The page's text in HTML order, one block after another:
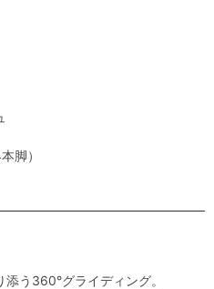
脚）
う360°グライディング。